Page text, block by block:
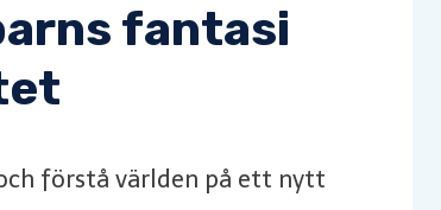
fantasi
förstå världen på ett nytt